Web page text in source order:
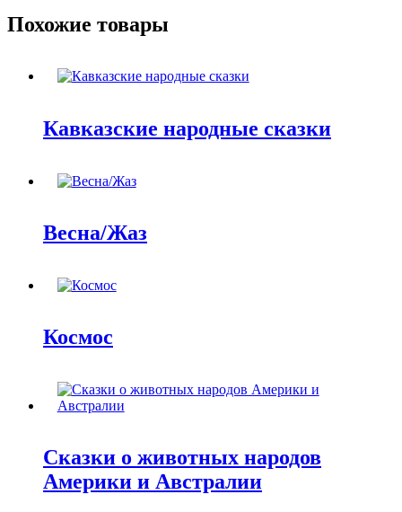
Похожие товары
Кавказские народные сказки
Весна/Жаз
Космос
Сказки о животных народов
Америки и Австралии